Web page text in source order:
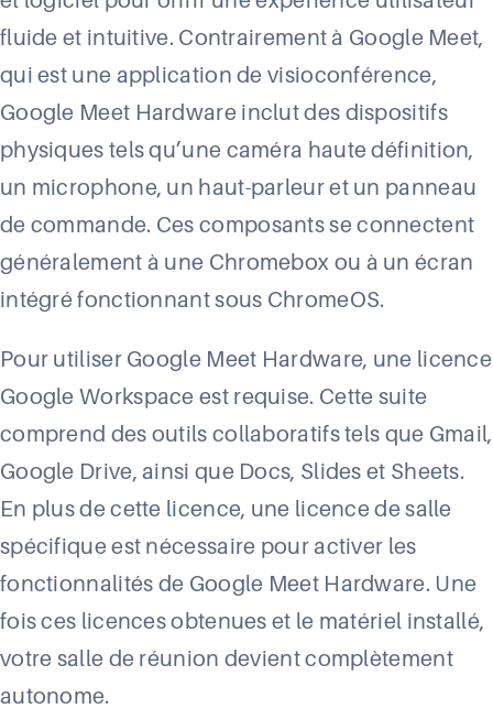
fluide et intuitive. Contrairement à Google Meet,
qui est une application de visioconférence,
Google Meet Hardware inclut des dispositifs
physiques tels qu’une caméra haute définition,
un microphone, un haut-parleur et un panneau
de commande. Ces composants se connectent
généralement à une Chromebox ou à un écran
intégré fonctionnant sous ChromeOS.
Pour utiliser Google Meet Hardware, une licence
Google Workspace est requise. Cette suite
comprend des outils collaboratifs tels que Gmail,
Google Drive, ainsi que Docs, Slides et Sheets.
En plus de cette licence, une licence de salle
spécifique est nécessaire pour activer les
fonctionnalités de Google Meet Hardware. Une
fois ces licences obtenues et le matériel installé,
votre salle de réunion devient complètement
autonome.